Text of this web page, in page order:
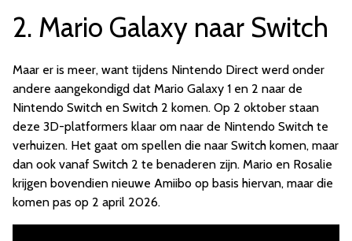
2. Mario Galaxy naar Switch
Maar er is meer, want tijdens Nintendo Direct werd onder
andere aangekondigd dat Mario Galaxy 1 en 2 naar de
Nintendo Switch en Switch 2 komen. Op 2 oktober staan
deze 3D-platformers klaar om naar de Nintendo Switch te
verhuizen. Het gaat om spellen die naar Switch komen, maar
dan ook vanaf Switch 2 te benaderen zijn. Mario en Rosalie
krijgen bovendien nieuwe Amiibo op basis hiervan, maar die
komen pas op 2 april 2026.